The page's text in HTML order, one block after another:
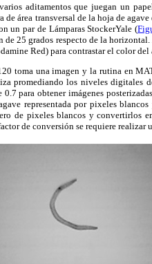
aditamentos que juegan un
de área transversal de la hoja de
un par de Lámparas StockerYale (
25 grados respecto de la
Red) para contrastar el color del
toma una imagen y la rutina en
promediando los niveles digitales
para obtener imágenes
representada por pixeles
de pixeles blancos y convertirlos
de conversión se requiere realizar